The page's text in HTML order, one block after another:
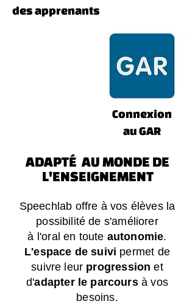
Speechlab offre à vos élèves la
possibilité de s'améliorer
à l'oral en toute autonomie.
L'espace de suivi permet de
suivre leur progressionet
d'adapter le parcoursà vos
besoins.
ADAPTÉ AU MONDE DE
L'ENSEIGNEMENT
Connexion
au GAR
des apprenants